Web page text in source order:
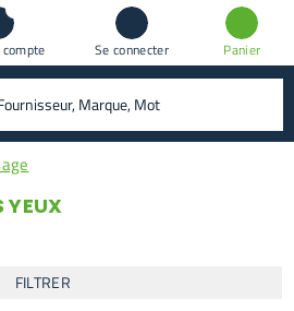
Se connecter Panier
YEUX
FILTRER